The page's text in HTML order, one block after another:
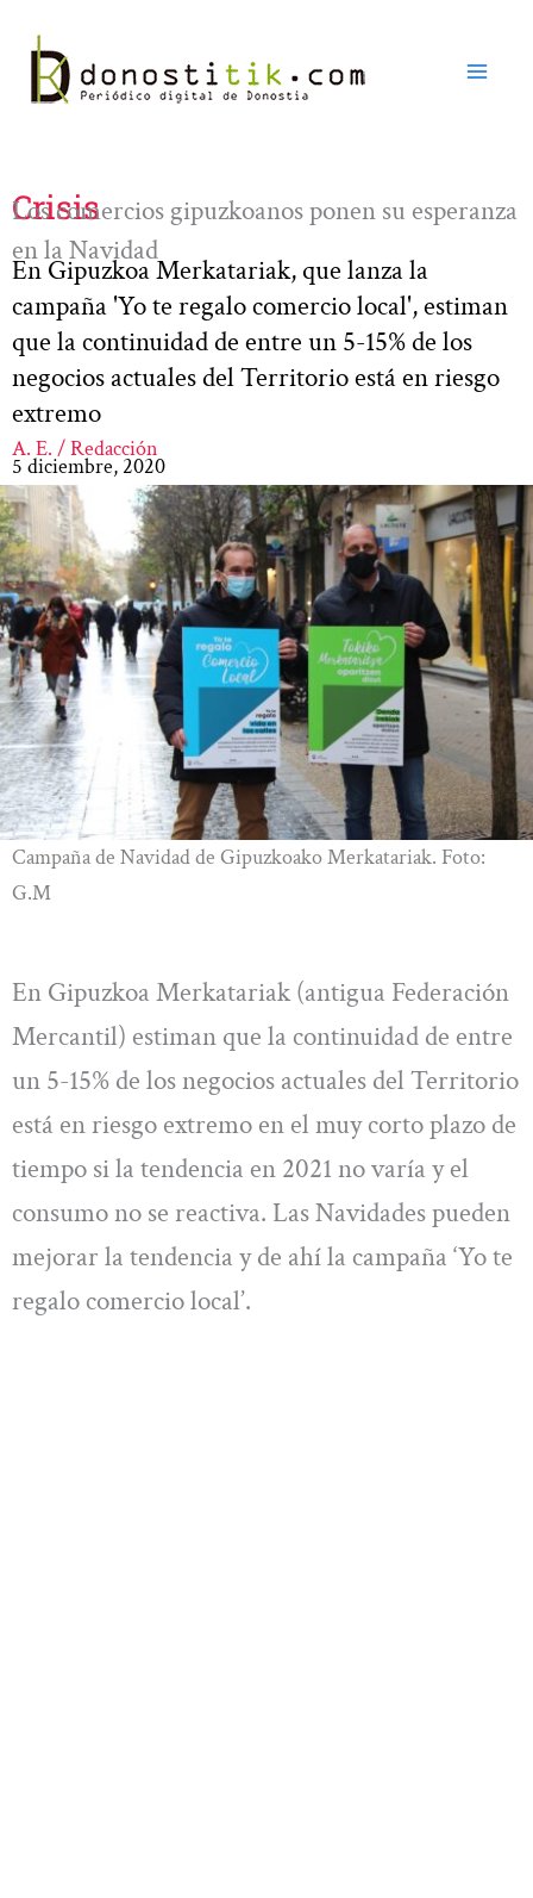
contenido
Crisis
Los comercios gipuzkoanos ponen su esperanza
en la Navidad
En Gipuzkoa Merkatariak, que lanza la
campaña 'Yo te regalo comercio local', estiman
que la continuidad de entre un 5-15% de los
negocios actuales del Territorio está en riesgo
extremo
A. E. / Redacción
5 diciembre, 2020
Campaña de Navidad de Gipuzkoako Merkatariak. Foto:
G.M
En Gipuzkoa Merkatariak (antigua Federación
Mercantil) estiman que la continuidad de entre
un 5-15% de los negocios actuales del Territorio
está en riesgo extremo en el muy corto plazo de
tiempo si la tendencia en 2021 no varía y el
consumo no se reactiva. Las Navidades pueden
mejorar la tendencia y de ahí la campaña ‘Yo te
regalo comercio local’.